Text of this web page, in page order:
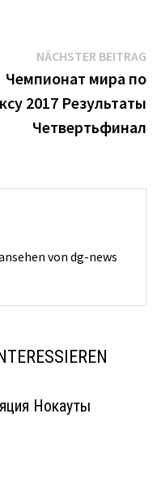
NÄCHSTER BEITRAG
Чемпионат мира по
2017 Результаты
Четвертьфинал
von dg-news
Нокауты